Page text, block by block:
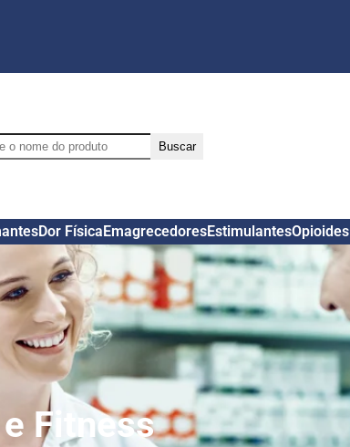
Buscar
Dor FísicaEmagrecedoresEstimulantesOpioides
Fitness